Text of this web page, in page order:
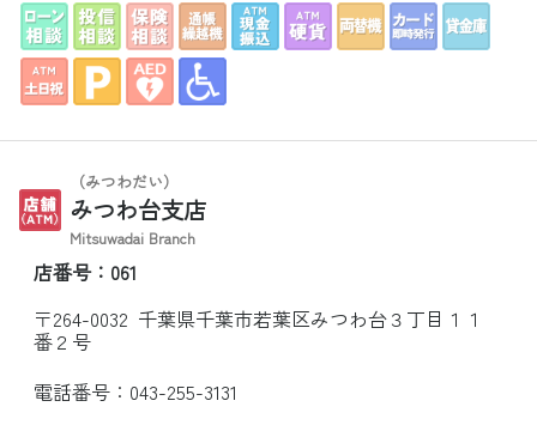
（みつわだい）
みつわ台支店
Mitsuwadai Branch
店番号：061
〒264-0032 千葉県千葉市若葉区みつわ台３丁目１１
番２号
電話番号： 043-255-3131